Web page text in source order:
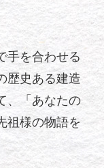
手を合わせる
歴史ある建造
、「あなたの
祖様の物語を